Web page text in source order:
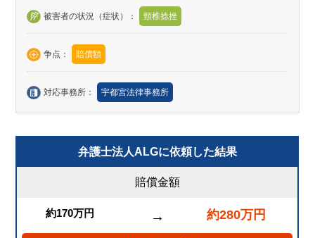
被害者の状況（症状）： 頸椎捻挫
争点： 賠償額
対応事務所： 宇都宮法律事務所
弁護士法人ALGに依頼した結果
賠償金額
約170万円 → 約280万円